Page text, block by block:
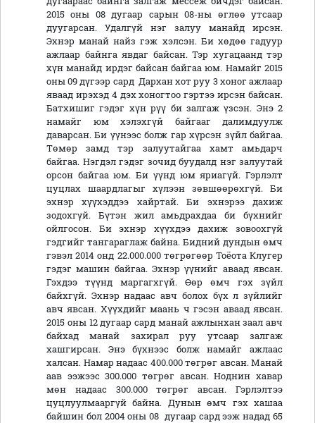
2015 оны 08 дугаар сарын 08-ны өглөө утсаар
дуугарсан. Удалгүй нэг залуу манайд ирсэн.
Эхнэр манай найз гэж хэлсэн. Би хөдөө гадуур
ажлаар байнга явдаг байсан. Тэр хугацаанд тэр
хүн манайд ирдэг байсан байгаа юм. Намайг 2015
оны 09 дүгээр сард Дархан хот руу 3 хоног ажлаар
яваад ирэхэд 4 дэх хоногтоо гэртээ ирсэн байсан.
Батхишиг гэдэг хүн рүү би залгаж үзсэн. Энэ 2
намайг юм хэлэхгүй байгааг далимдуулж
даварсан. Би үүнээс болж гар хүрсэн зүйл байгаа.
Төмөр замд тэр залуутайгаа хамт амьдарч
байгаа. Нэгдэл гэдэг зочид буудалд нэг залуутай
орсон байгаа юм. Би үүнд юм яриагүй. Гэрлэлт
цуцлах шаардлагыг хүлээн зөвшөөрөхгүй. Би
эхнэр хүүхэддээ хайртай. Би эхнэрээ дахиж
зодохгүй. Бүтэн жил амьдрахдаа би бүхнийг
ойлгосон. Би эхнэр хүүхдээ дахиж зовоохгүй
гэдгийг тангараглаж байна. Бидний дундын өмч
гэвэл 2014 онд 22.000.000 төгрөгөөр Тоёота Клугер
гэдэг машин байгаа. Эхнэр үүнийг аваад явсан.
Гэхдээ түүнд маргагхгүй. Өөр өмч гэх зүйл
байхгүй. Эхнэр надаас авч болох бүх л зүйлийг
авч явсан. Хүүхдийг маань ч гэсэн аваад явсан.
2015 оны 12 дугаар сард манай ажлынхан заал авч
байхад манай захирал руу утсаар залгаж
хашгирсан. Энэ бүхнээс болж намайг ажлаас
халсан. Намар надаас 400.000 төгрөг авсан. Манай
аав ээжээс 300.000 төгрөг авсан. Ноднин хавар
мөн надаас 300.000 төгрөг авсан. Гэрлэлтээ
цуцлуулмааргүй байна. Дунын өмч гэх хашаа
байшин бол 2004 оны 08 дугаар сард ээж надад 65